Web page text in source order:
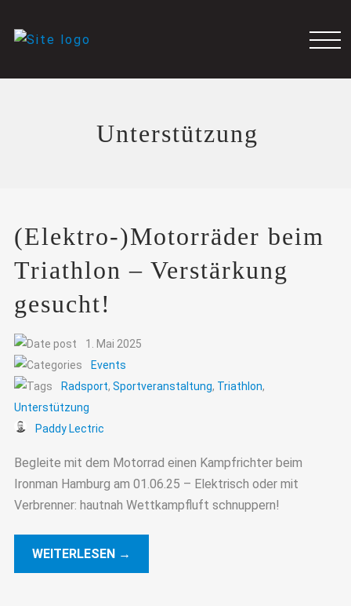
Unterstützung
(Elektro-)Motorräder beim
Triathlon – Verstärkung
gesucht!
1. Mai 2025
Events
Radsport, Sportveranstaltung, Triathlon,
Unterstützung
Paddy Lectric
Begleite mit dem Motorrad einen Kampfrichter beim
Ironman Hamburg am 01.06.25 – Elektrisch oder mit
Verbrenner: hautnah Wettkampfluft schnuppern!
WEITERLESEN →